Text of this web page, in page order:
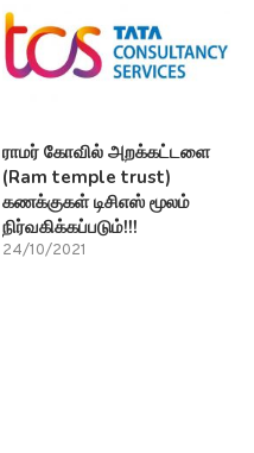
ராமர் கோவில் அறக்கட்டளை
(Ram temple trust)
கணக்குகள் டிசிஎஸ் மூலம்
நிர்வகிக்கப்படும்!!!
24/10/2021